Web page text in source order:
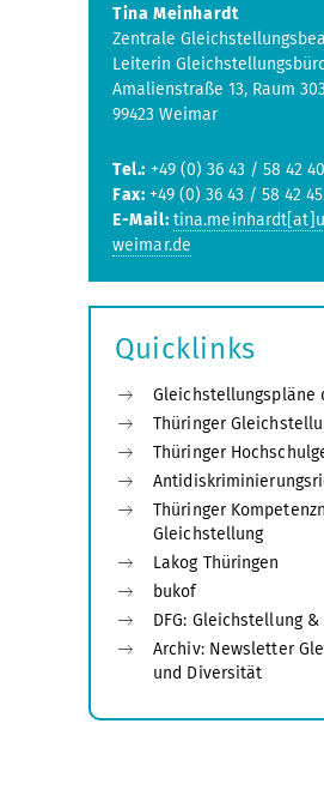
Tina Meinhardt
Zentrale
Leiterin
Amalienstraße 13, Raum 303
99423 Weimar
Tel.: +49 (0) 36 43 / 58 42 40
Fax: +49 (0) 36 43 / 58 42 45
E-Mail:
weimar.de
Quicklinks
Gleichstellungspläne
Thüringer
Thüringer
Thüringer
Gleichstellung
Lakog Thüringen
bukof
DFG: Gleichstellung
Archiv: Newsletter
und Diversität